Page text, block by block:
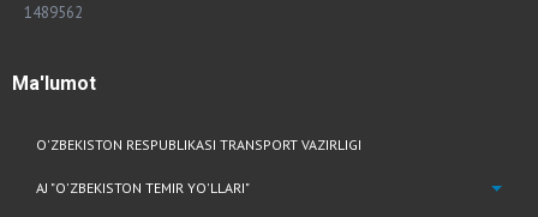
1489562
Ma'lumot
O'ZBEKISTON RESPUBLIKASI TRANSPORT VAZIRLIGI
AJ "O'ZBEKISTON TEMIR YO'LLARI"